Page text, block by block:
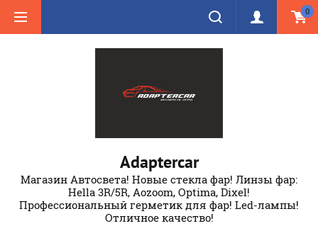
0
Adaptercar
Магазин Автосвета! Новые стекла фар! Линзы фар:
Hella 3R/5R, Aozoom, Optima, Dixel!
Профессиональный герметик для фар! Led-лампы!
Отличное качество!